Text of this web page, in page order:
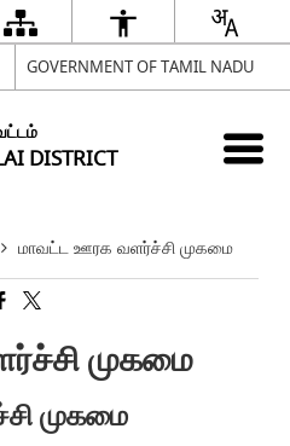
GOVERNMENT OF TAMIL NADU
DISTRICT
மாவட்ட ஊரக வளர்ச்சி முகமை
முகமை
முகமை